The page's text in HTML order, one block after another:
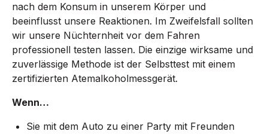
nach dem Konsum in unserem Körper und
beeinflusst unsere Reaktionen. Im Zweifelsfall sollten
wir unsere Nüchternheit vor dem Fahren
professionell testen lassen. Die einzige wirksame und
zuverlässige Methode ist der Selbsttest mit einem
zertifizierten Atemalkoholmessgerät.
Wenn…
Sie mit dem Auto zu einer Party mit Freunden